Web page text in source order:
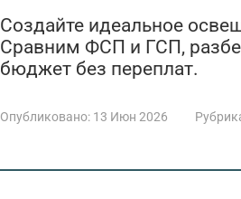
Создайте идеальное
Сравним ФСП и ГСП,
бюджет без переплат.
Опубликовано: 13 Июн 2026